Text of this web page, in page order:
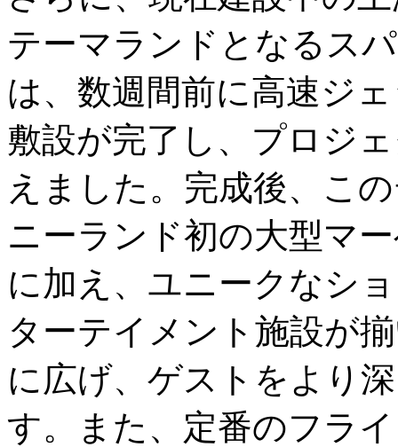
テーマランドとなるス
は、数週間前に高速ジ
敷設が完了し、プロジ
えました。完成後、こ
ニーランド初の大型マ
に加え、ユニークなシ
ターテイメント施設が
に広げ、ゲストをより
す。また、定番のフラ